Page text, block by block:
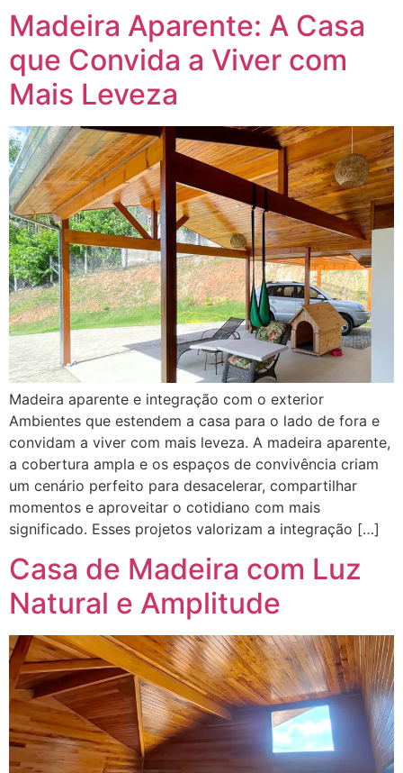
Madeira Aparente: A Casa
que Convida a Viver com
Mais Leveza
Madeira aparente e integração com o exterior
Ambientes que estendem a casa para o lado de fora e
convidam a viver com mais leveza. A madeira aparente,
a cobertura ampla e os espaços de convivência criam
um cenário perfeito para desacelerar, compartilhar
momentos e aproveitar o cotidiano com mais
significado. Esses projetos valorizam a integração […]
Casa de Madeira com Luz
Natural e Amplitude